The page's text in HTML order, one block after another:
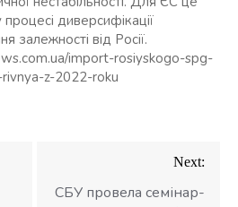
диверсифікації
залежності від Росії.
import-rosiyskogo-spg-
z-2022-roku
Next:
СБУ провела семінар-